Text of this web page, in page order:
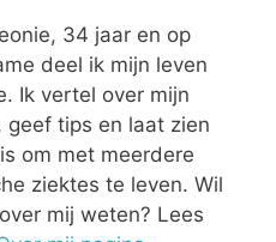
34 jaar en op
deel ik mijn leven
Ik vertel over mijn
geef tips en laat zien
om met meerdere
ziektes te leven. Wil
mij weten? Lees